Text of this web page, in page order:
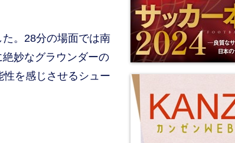
。28分の場面では南
妙なグラウンダーの
を感じさせるシュー